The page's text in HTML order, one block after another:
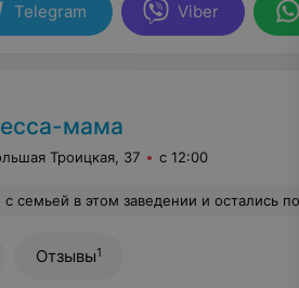
Telegram Viber
мама
Троицкая, 37 с 12:00
и остались под приятным впечатлением! Обслуживание хорошее и ненавязчивое. Живая музыка Кухня вкусная и понятная. Суп из тыквы в самое сердце. Спасибо официанту Маргарите
Отзывы1